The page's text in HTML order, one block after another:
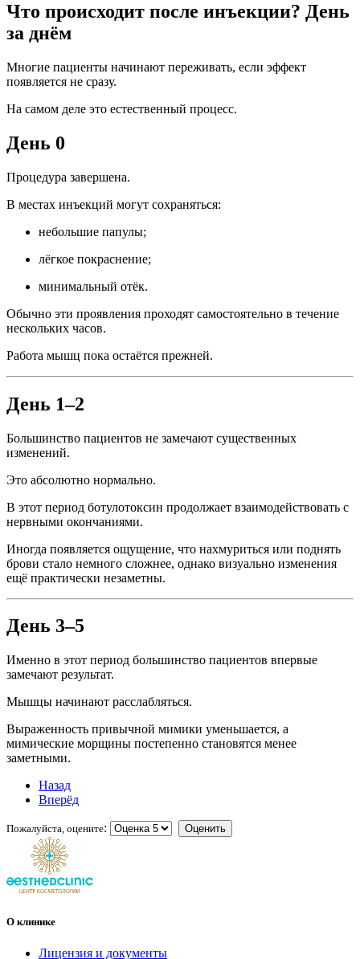
Что происходит после инъекции? День
за днём
Многие пациенты начинают переживать, если эффект
появляется не сразу.
На самом деле это естественный процесс.
День 0
Процедура завершена.
В местах инъекций могут сохраняться:
небольшие папулы;
лёгкое покраснение;
минимальный отёк.
Обычно эти проявления проходят самостоятельно в течение
нескольких часов.
Работа мышц пока остаётся прежней.
День 1–2
Большинство пациентов не замечают существенных
изменений.
Это абсолютно нормально.
В этот период ботулотоксин продолжает взаимодействовать с
нервными окончаниями.
Иногда появляется ощущение, что нахмуриться или поднять
брови стало немного сложнее, однако визуально изменения
ещё практически незаметны.
День 3–5
Именно в этот период большинство пациентов впервые
замечают результат.
Мышцы начинают расслабляться.
Выраженность привычной мимики уменьшается, а
мимические морщины постепенно становятся менее
заметными.
Назад
Вперёд
Пожалуйста, оцените:
О клинике
Лицензия и документы